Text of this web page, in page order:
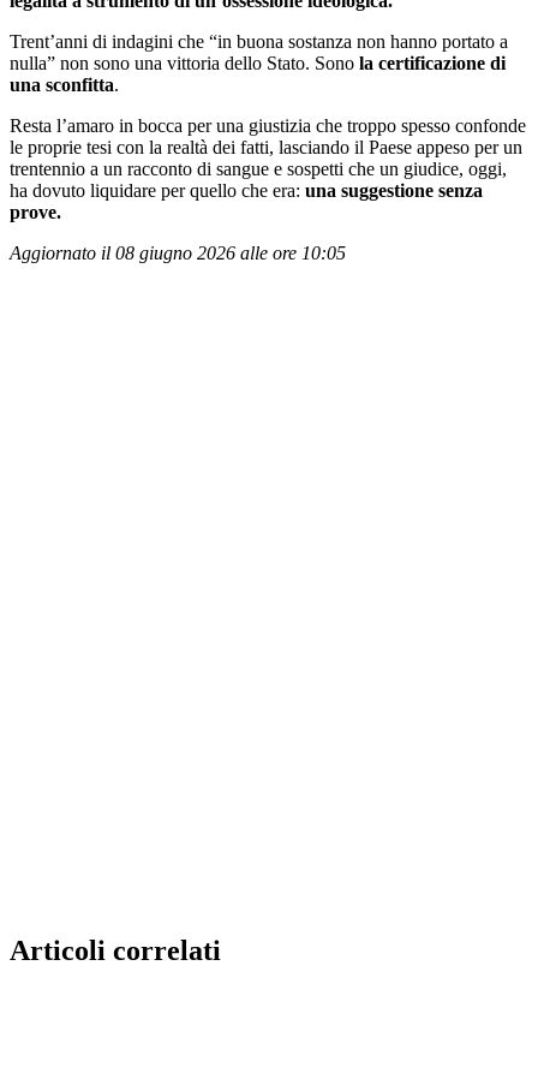
​Trent’anni di indagini che “in buona sostanza non hanno portato a
nulla” non sono una vittoria dello Stato. Sono la certificazione di
una sconfitta.
Resta l’amaro in bocca per una giustizia che troppo spesso confonde
le proprie tesi con la realtà dei fatti, lasciando il Paese appeso per un
trentennio a un racconto di sangue e sospetti che un giudice, oggi,
ha dovuto liquidare per quello che era: una suggestione senza
prove.
Aggiornato il 08 giugno 2026 alle ore 10:05
Articoli correlati